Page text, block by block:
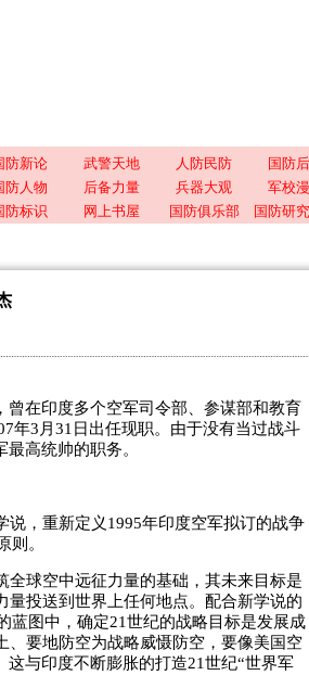
防新论 武警天地 人防民防 国防
防人物 后备力量 兵器大观 军校
防标识 网上书屋 国防俱乐部 国防研
在印度多个空军司令部、参谋部和教育
年3月31日出任现职。由于没有当过战斗
高统帅的职务。
，重新定义1995年印度空军拟订的战争
则。
球空中远征力量的基础，其未来目标是
投送到世界上任何地点。配合新学说的
蓝图中，确定21世纪的战略目标是发展成
要地防空为战略威慑防空，要像美国空
与印度不断膨胀的打造21世纪“世界军